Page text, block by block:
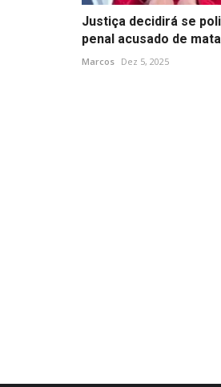
Justiça decidirá se
penal acusado de
Marcos Dez 5, 2025